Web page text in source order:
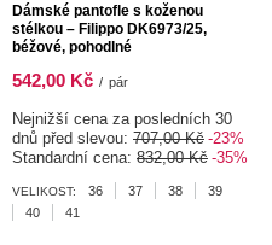
Dámské pantofle s koženou
stélkou – Filippo DK6973/25,
béžové, pohodlné
542,00 Kč / pár
Nejnižší cena za posledních 30
dnů před slevou: 707,00 Kč -23%
Standardní cena: 832,00 Kč -35%
VELIKOST: 36 37 38
39
40
41